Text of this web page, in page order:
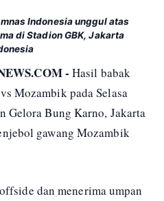
Indonesia unggul atas
di Stadion GBK, Jakarta
- Hasil babak
Mozambik pada Selasa
Gelora Bung Karno, Jakarta
gawang Mozambik
dan menerima umpan